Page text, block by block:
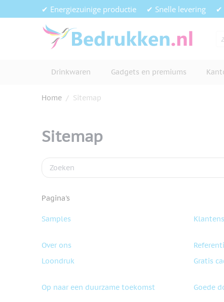
Ga naar de inhoud✔ Energiezuinige productie ✔ Snelle levering ✔
Drinkwaren Gadgets en premiums
Home / Sitemap
Sitemap
Pagina's
Samples
Over ons
Loondruk
Gratis
Op naar een duurzame toekomst
Goede